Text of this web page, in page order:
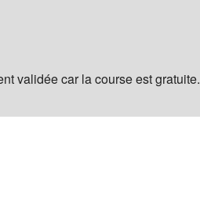
validée car la course est gratuite.